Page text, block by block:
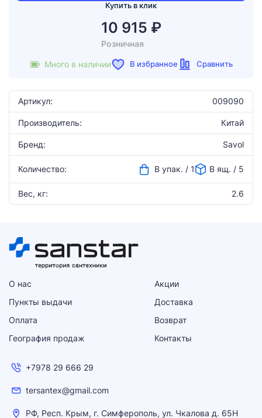
Купить в клик
10 915 ₽
Розничная
Много в наличии В избранное Сравнить
Артикул: 009090
Производитель: Китай
Бренд: Savol
Количество: В упак. / 1 В ящ. / 5
Вес, кг: 2.6
О нас
Акции
Пункты выдачи
Доставка
Оплата
Возврат
География продаж
Контакты
+7978 29 666 29
tersantex@gmail.com
РФ, Респ. Крым, г. Симферополь, ул. Чкалова д. 65Н